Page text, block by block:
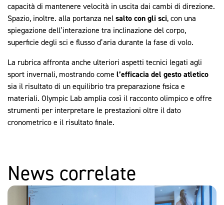
capacità di mantenere velocità in uscita dai cambi di direzione.
Spazio, inoltre. alla portanza nelsalto con gli sci, con una
spiegazione dell’interazione tra inclinazione del corpo,
superficie degli sci e flusso d’aria durante la fase di volo.
La rubrica affronta anche ulteriori aspetti tecnici legati agli
sport invernali, mostrando come l’efficacia del gesto atletico
sia il risultato di un equilibrio tra preparazione fisica e
materiali. Olympic Lab amplia così il racconto olimpico e offre
strumenti per interpretare le prestazioni oltre il dato
cronometrico e il risultato finale.
News correlate